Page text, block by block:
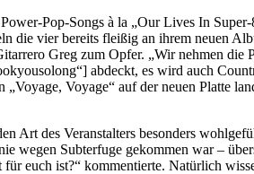
Pop-Songs à la „Our Lives In
vier bereits fleißig an ihrem neuen
Greg zum Opfer. „Wir nehmen
abdeckt, es wird auch
Voyage“ auf der neuen Platte
Art des Veranstalters besonders
wegen Subterfuge gekommen war –
euch ist?“ kommentierte. Natürlich